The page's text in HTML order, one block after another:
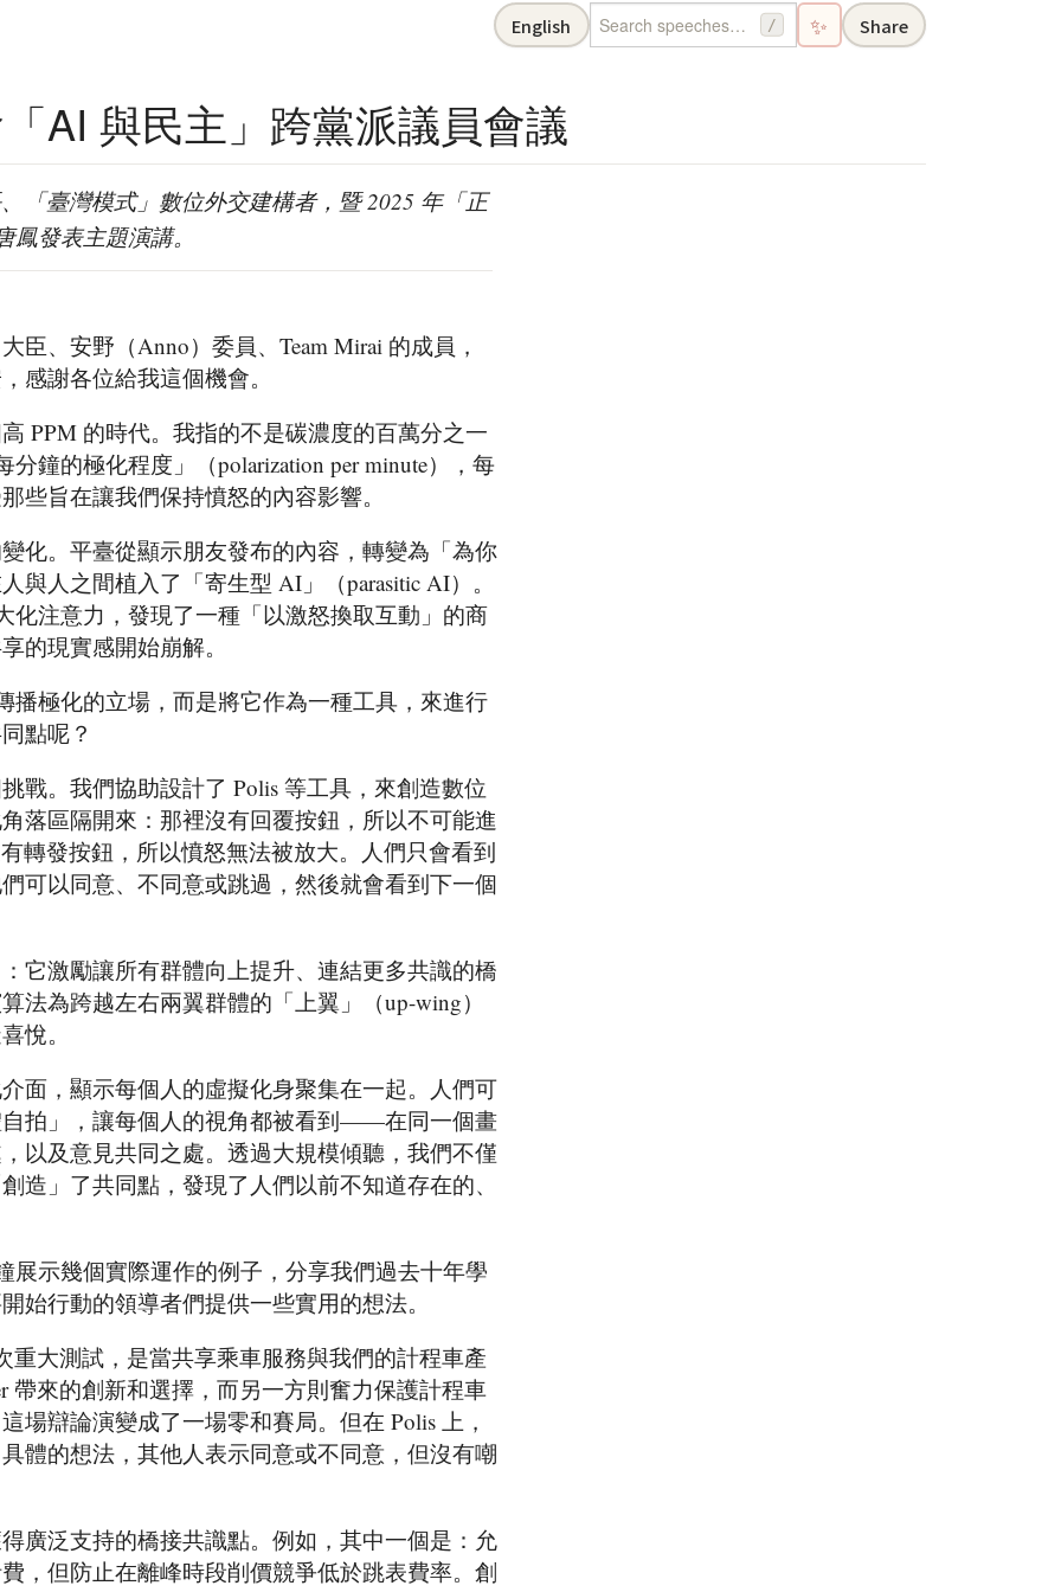
English / ✨ Share
AI 與民主」跨黨派議員會議
「臺灣模式」數位外交建構者，暨 2025 年「正
鳳發表主題演講。
臣、安野（Anno）委員、Team Mirai 的成員，
感謝各位給我這個機會。
PPM 的時代。我指的不是碳濃度的百萬分之一
分鐘的極化程度」（polarization per minute），每
些旨在讓我們保持憤怒的內容影響。
化。平臺從顯示朋友發布的內容，轉變為「為你
與人之間植入了「寄生型 AI」（parasitic AI）。
化注意力，發現了一種「以激怒換取互動」的商
的現實感開始崩解。
播極化的立場，而是將它作為一種工具，來進行
點呢？
戰。我們協助設計了 Polis 等工具，來創造數位
落區隔開來：那裡沒有回覆按鈕，所以不可能進
轉發按鈕，所以憤怒無法被放大。人們只會看到
可以同意、不同意或跳過，然後就會看到下一個
它激勵讓所有群體向上提升、連結更多共識的橋
法為跨越左右兩翼群體的「上翼」（up-wing）
悅。
面，顯示每個人的虛擬化身聚集在一起。人們可
拍」，讓每個人的視角都被看到——在同一個畫
以及意見共同之處。透過大規模傾聽，我們不僅
造」了共同點，發現了人們以前不知道存在的、
展示幾個實際運作的例子，分享我們過去十年學
始行動的領導者們提供一些實用的想法。
重大測試，是當共享乘車服務與我們的計程車產
帶來的創新和選擇，而另一方則奮力保護計程車
場辯論演變成了一場零和賽局。但在 Polis 上，
體的想法，其他人表示同意或不同意，但沒有嘲
廣泛支持的橋接共識點。例如，其中一個是：允
，但防止在離峰時段削價競爭低於跳表費率。創